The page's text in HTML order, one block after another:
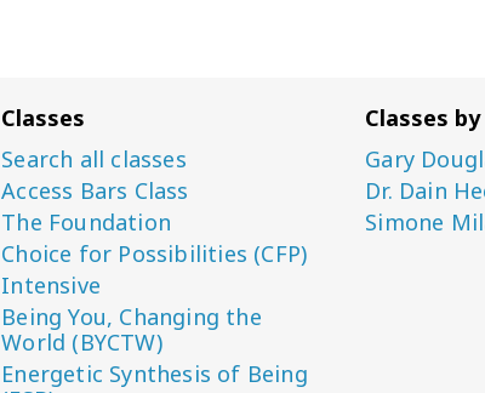
Classes
Search all classes
Access Bars Class
The Foundation
Choice for Possibilities (CFP)
Intensive
Being You, Changing the
World (BYCTW)
Energetic Synthesis of Being
Classes by
Gary
Dr. Dain
Simone